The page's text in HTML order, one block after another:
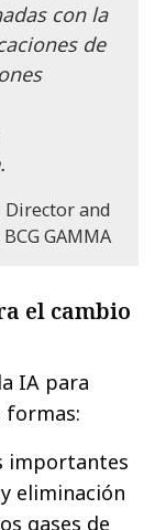
con la
de
Director and
GAMMA
el cambio
IA para
formas:
importantes
eliminación
gases de